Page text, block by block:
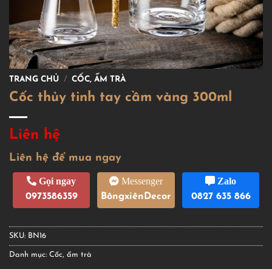
TRANG CHỦ / CỐC, ẤM TRÀ
Cốc thủy tinh tay cầm vàng 300ml
Liên hệ
Liên hệ để mua ngay
Gọi ngay
0973586359
Messenger
BôngxiênDecor
Zalo
0827 635 866
SKU: BN16
Danh mục: Cốc, ấm trà